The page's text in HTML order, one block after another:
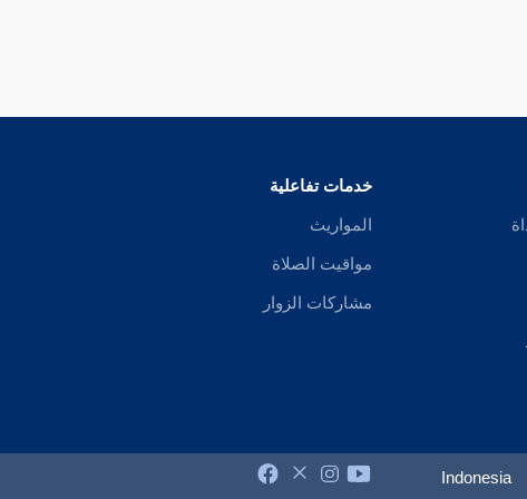
خدمات تفاعلية
المواريث
مواقيت الصلاة
مشاركات الزوار
Indonesia